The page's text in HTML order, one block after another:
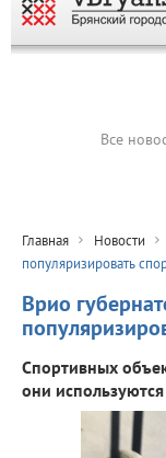
Все
Главная Новости
популяризировать
Врио
Спортивных
они используются